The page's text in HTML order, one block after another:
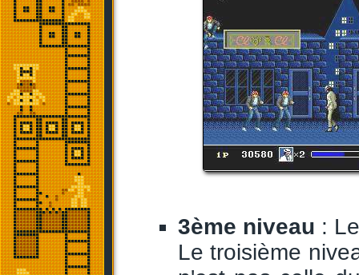
3ème niveau :
Le troisième